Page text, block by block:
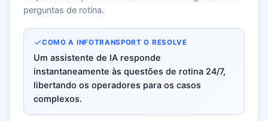
perguntas de rotina.
COMO A INFOTRANSPORT O RESOLVE
Um assistente de IA responde
instantaneamente às questões de rotina 24/7,
libertando os operadores para os casos
complexos.